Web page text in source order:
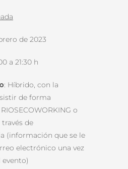
de 2023
a 21:30 h
: Híbrido, con la
de forma
o
de
(información que se le
electrónico una vez
evento)